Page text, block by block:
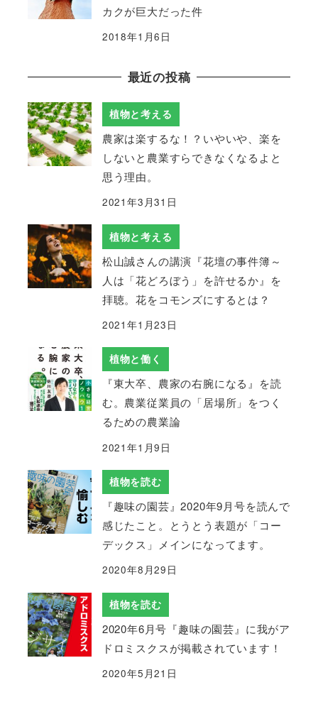
カクが巨大だった件
2018年1月6日
最近の投稿
植物と考える
農家は楽するな！？いやいや、楽を
しないと農業すらできなくなるよと
思う理由。
2021年3月31日
植物と考える
松山誠さんの講演『花壇の事件簿～
人は「花どろぼう」を許せるか』を
拝聴。花をコモンズにするとは？
2021年1月23日
植物と働く
『東大卒、農家の右腕になる』を読
む。農業従業員の「居場所」をつく
るための農業論
2021年1月9日
植物を読む
『趣味の園芸』2020年9月号を読んで
感じたこと。とうとう表題が「コー
デックス」メインになってます。
2020年8月29日
植物を読む
2020年6月号『趣味の園芸』に我がア
ドロミスクスが掲載されています！
2020年5月21日